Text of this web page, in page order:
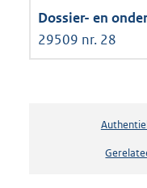
29509 nr. 28